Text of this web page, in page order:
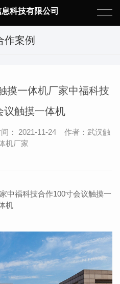
科技有限公司
作案例
摸一体机厂家中福科技
议触摸一体机
： 2021-11-24 作者：武汉触
机厂家
中福科技合作100寸会议触摸一
机